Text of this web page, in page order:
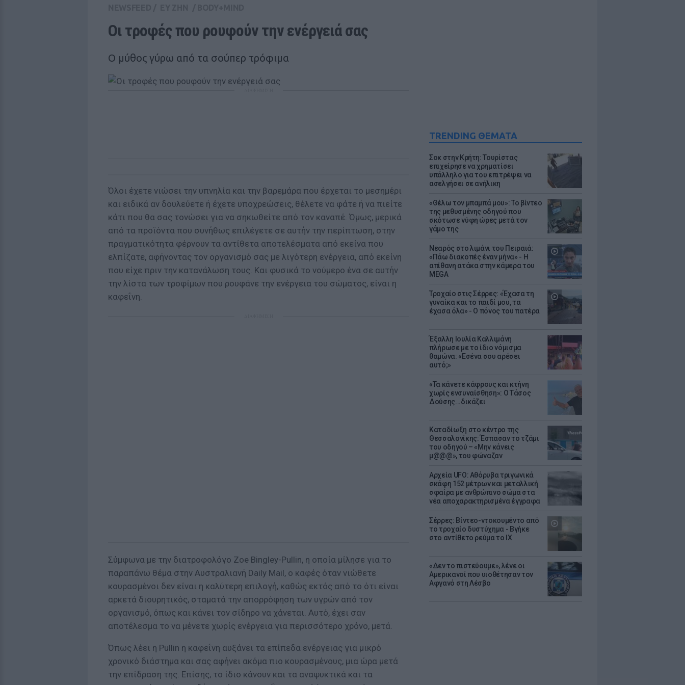
TRENDING ΘΕΜΑΤΑ
Σοκ στην Κρήτη: Τουρίστας
επιχείρησε να χρηματίσει
υπάλληλο για του επιτρέψει να
ασελγήσει σε ανήλικη
«Θέλω τον μπαμπά μου»: Το βίντεο
της μεθυσμένης οδηγού που
σκότωσε νύφη ώρες μετά τον
γάμο της
Νεαρός στο λιμάνι του Πειραιά:
«Πάω διακοπές έναν μήνα» - Η
απίθανη ατάκα στην κάμερα του
MEGA
Τροχαίο στις Σέρρες: «Έχασα τη
γυναίκα και το παιδί μου, τα
έχασα όλα» - Ο πόνος του πατέρα
Έξαλλη Ιουλία Καλλιμάνη
πλήρωσε με το ίδιο νόμισμα
θαμώνα: «Εσένα σου αρέσει
αυτό;»
«Τα κάνετε κάφρους και κτήνη
χωρίς ενσυναίσθηση»: Ο Τάσος
Δούσης...δικάζει
Καταδίωξη στο κέντρο της
Θεσσαλονίκης: Έσπασαν το τζάμι
του οδηγού – «Μην κάνεις
μ@@@», του φώναζαν
Αρχεία UFO: Αθόρυβα τριγωνικά
σκάφη 152 μέτρων και μεταλλική
σφαίρα με ανθρώπινο σώμα στα
νέα αποχαρακτηρισμένα έγγραφα
Σέρρες: Βίντεο-ντοκουμέντο από
το τροχαίο δυστύχημα - Βγήκε
στο αντίθετο ρεύμα το ΙΧ
«Δεν το πιστεύουμε», λένε οι
Αμερικανοί που υιοθέτησαν τον
Αφγανό στη Λέσβο
Οι τροφές που ρουφούν την ενέργειά σας
Ο μύθος γύρω από τα σούπερ τρόφιμα
Όλοι έχετε νιώσει την υπνηλία και την βαρεμάρα που έρχεται το μεσημέρι
και ειδικά αν δουλεύετε ή έχετε υποχρεώσεις, θέλετε να φάτε ή να πιείτε
κάτι που θα σας τονώσει για να σηκωθείτε από τον καναπέ. Όμως, μερικά
από τα προϊόντα που συνήθως επιλέγετε σε αυτήν την περίπτωση, στην
πραγματικότητα φέρνουν τα αντίθετα αποτελέσματα από εκείνα που
ελπίζατε, αφήνοντας τον οργανισμό σας με λιγότερη ενέργεια, από εκείνη
που είχε πριν την κατανάλωση τους. Και φυσικά το νούμερο ένα σε αυτήν
την λίστα των τροφίμων που ρουφάνε την ενέργεια του σώματος, είναι η
καφεΐνη.
Σύμφωνα με την διατροφολόγο Zoe Bingley-Pullin, η οποία μίλησε για το
παραπάνω θέμα στην Αυστραλιανή Daily Mail, ο καφές όταν νιώθετε
κουρασμένοι δεν είναι η καλύτερη επιλογή, καθώς εκτός από το ότι είναι
αρκετά διουρητικός, σταματά την απορρόφηση των υγρών από τον
οργανισμό, όπως και κάνει τον σίδηρο να χάνεται. Αυτό, έχει σαν
αποτέλεσμα το να μένετε χωρίς ενέργεια για περισσότερο χρόνο, μετά.
Όπως λέει η Pullin η καφεΐνη αυξάνει τα επίπεδα ενέργειας για μικρό
χρονικό διάστημα και σας αφήνει ακόμα πιο κουρασμένους, μια ώρα μετά
την επίδραση της. Επίσης, το ίδιο κάνουν και τα αναψυκτικά και τα